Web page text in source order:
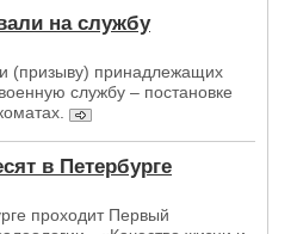
на службу
(призыву) принадлежащих
службу – постановке
в Петербурге
проходит Первый